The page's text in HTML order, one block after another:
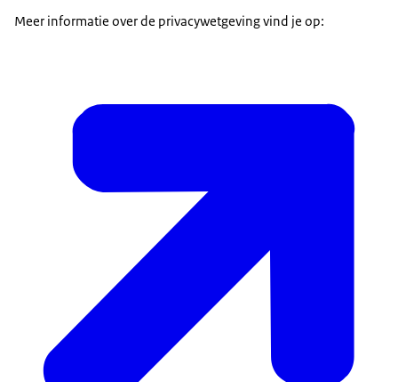
Meer informatie over de privacywetgeving vind je op: